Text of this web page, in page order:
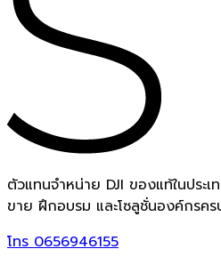
ตัวแทนจำหน่าย DJI ของแท้ในประ
ขาย ฝึกอบรม และโซลูชั่นองค์กรคร
โทร0656946155